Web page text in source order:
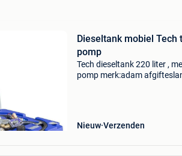
Dieseltank mobiel Tech
pomp
Tech dieseltank 220 liter ,
pomp merk:adam
Nieuw Verzenden